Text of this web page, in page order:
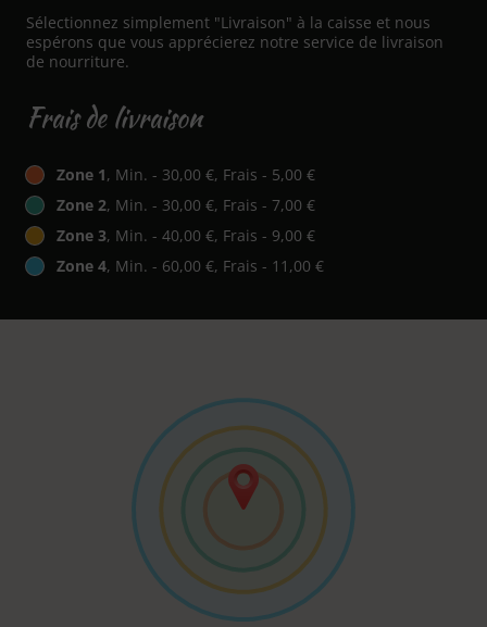
Sélectionnez simplement "Livraison" à la caisse et nous
espérons que vous apprécierez notre service de livraison
de nourriture.
Frais de livraison
Zone 1, Min. - 30,00 €, Frais - 5,00 €
Zone 2, Min. - 30,00 €, Frais - 7,00 €
Zone 3, Min. - 40,00 €, Frais - 9,00 €
Zone 4, Min. - 60,00 €, Frais - 11,00 €